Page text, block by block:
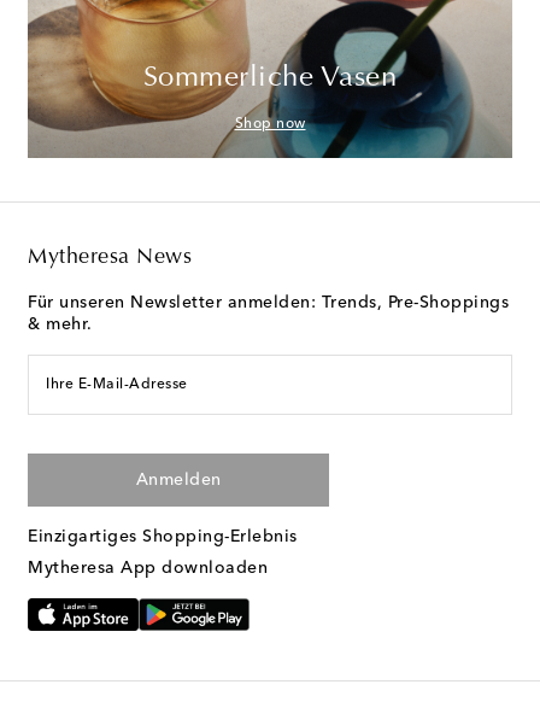
Sommerliche Vasen
Shop now
Mytheresa News
Für unseren Newsletter anmelden: Trends, Pre-Shoppings
& mehr.
Ihre E-Mail-Adresse
Anmelden
Einzigartiges Shopping-Erlebnis
Mytheresa App downloaden